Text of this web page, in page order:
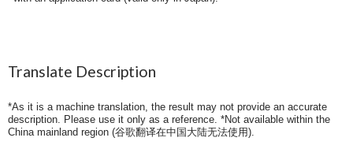
Translate Description
*As it is a machine translation, the result may not provide an accurate
description. Please use it only as a reference. *Not available within the
China mainland region (谷歌翻译在中国大陆无法使用).